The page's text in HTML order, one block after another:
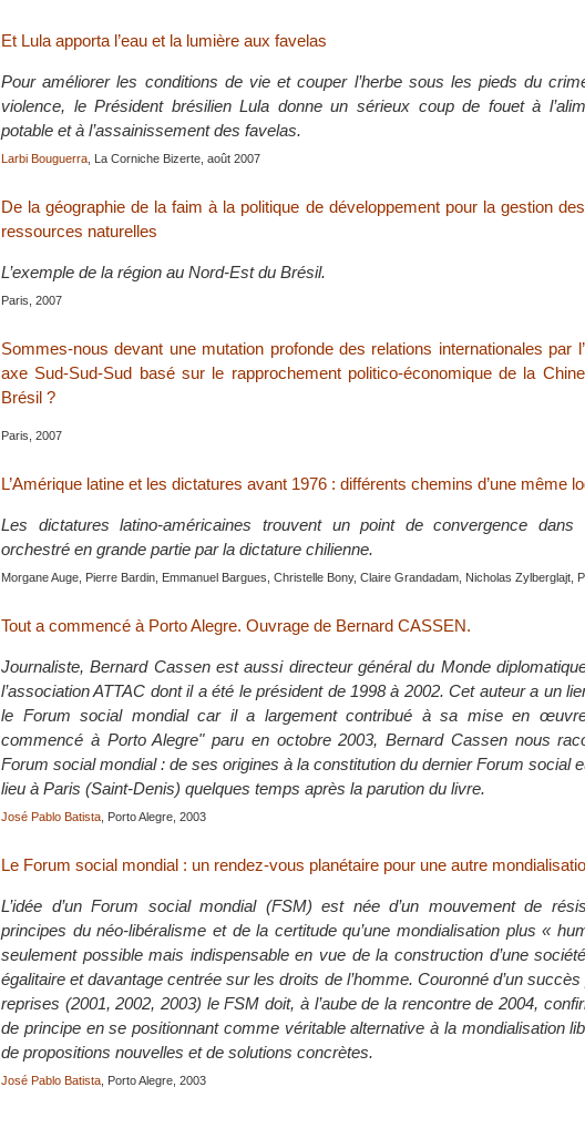
Et Lula apporta l’eau et la lumière aux favelas
Pour améliorer les conditions de vie et couper l’herbe sous les pieds du
violence, le Président brésilien Lula donne un sérieux coup de fouet à
potable et à l’assainissement des favelas.
Larbi Bouguerra , La Corniche Bizerte, août 2007
De la géographie de la faim à la politique de développement pour la gestion
ressources naturelles
L’exemple de la région au Nord-Est du Brésil.
Paris, 2007
Sommes-nous devant une mutation profonde des relations internationales par
axe Sud-Sud-Sud basé sur le rapprochement politico-économique de la
Brésil ?
Paris, 2007
L’Amérique latine et les dictatures avant 1976 : différents chemins d’une même
Les dictatures latino-américaines trouvent un point de convergence
orchestré en grande partie par la dictature chilienne.
Morgane Auge, Pierre Bardin, Emmanuel Bargues, Christelle Bony, Claire Grandadam, Nicholas Zylberglajt,
Tout a commencé à Porto Alegre. Ouvrage de Bernard CASSEN.
Journaliste, Bernard Cassen est aussi directeur général du Monde
l’association ATTAC dont il a été le président de 1998 à 2002. Cet auteur a un
le Forum social mondial car il a largement contribué à sa mise en
commencé à Porto Alegre" paru en octobre 2003, Bernard Cassen nous
Forum social mondial : de ses origines à la constitution du dernier Forum social
lieu à Paris (Saint-Denis) quelques temps après la parution du livre.
José Pablo Batista , Porto Alegre, 2003
Le Forum social mondial : un rendez-vous planétaire pour une autre
L’idée d’un Forum social mondial (FSM) est née d’un mouvement de
principes du néo-libéralisme et de la certitude qu’une mondialisation plus «
seulement possible mais indispensable en vue de la construction d’une
égalitaire et davantage centrée sur les droits de l’homme. Couronné d’un
reprises (2001, 2002, 2003) le FSM doit, à l’aube de la rencontre de 2004,
de principe en se positionnant comme véritable alternative à la mondialisation
de propositions nouvelles et de solutions concrètes.
José Pablo Batista , Porto Alegre, 2003